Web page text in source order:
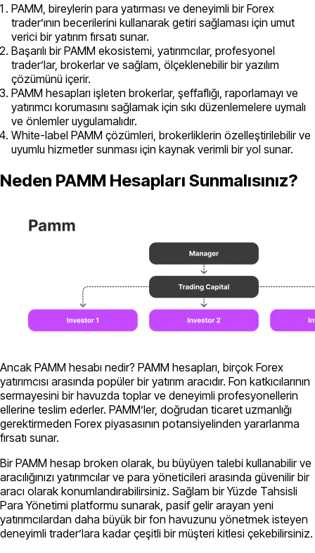
PAMM, bireylerin para yatırması ve deneyimli bir Forex
trader’ının becerilerini kullanarak getiri sağlaması için umut
verici bir yatırım fırsatı sunar.
Başarılı bir PAMM ekosistemi, yatırımcılar, profesyonel
trader’lar, brokerlar ve sağlam, ölçeklenebilir bir yazılım
çözümünü içerir.
PAMM hesapları işleten brokerlar, şeffaflığı, raporlamayı ve
yatırımcı korumasını sağlamak için sıkı düzenlemelere uymalı
ve önlemler uygulamalıdır.
White-label PAMM çözümleri, brokerliklerin özelleştirilebilir ve
uyumlu hizmetler sunması için kaynak verimli bir yol sunar.
Neden PAMM Hesapları Sunmalısınız?
Ancak PAMM hesabı nedir? PAMM hesapları, birçok Forex
yatırımcısı arasında popüler bir yatırım aracıdır. Fon katkıcılarının
sermayesini bir havuzda toplar ve deneyimli profesyonellerin
ellerine teslim ederler. PAMM’ler, doğrudan ticaret uzmanlığı
gerektirmeden Forex piyasasının potansiyelinden yararlanma
fırsatı sunar.
Bir PAMM hesap brokerı olarak, bu büyüyen talebi kullanabilir ve
aracılığınızı yatırımcılar ve para yöneticileri arasında güvenilir bir
aracı olarak konumlandırabilirsiniz. Sağlam bir Yüzde Tahsisli
Para Yönetimi platformu sunarak, pasif gelir arayan yeni
yatırımcılardan daha büyük bir fon havuzunu yönetmek isteyen
deneyimli trader’lara kadar çeşitli bir müşteri kitlesi çekebilirsiniz.